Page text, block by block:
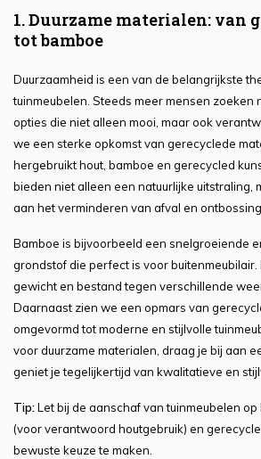
1. Duurzame materialen: van
tot bamboe
Duurzaamheid is een van de belangrijkste
tuinmeubelen. Steeds meer mensen zoeken
opties die niet alleen mooi, maar ook
we een sterke opkomst van gerecyclede
hergebruikt hout, bamboe en gerecycled
bieden niet alleen een natuurlijke uitstraling,
aan het verminderen van afval en ontbossing.
Bamboe is bijvoorbeeld een snelgroeiende
grondstof die perfect is voor buitenmeubilair.
gewicht en bestand tegen verschillende
Daarnaast zien we een opmars van
omgevormd tot moderne en stijlvolle
voor duurzame materialen, draag je bij aan
geniet je tegelijkertijd van kwalitatieve en
Tip: Let bij de aanschaf van tuinmeubelen
(voor verantwoord houtgebruik) en
bewuste keuze te maken.